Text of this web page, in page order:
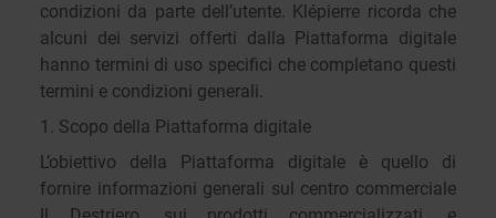
condizioni da parte dell’utente. Klépierre ricorda che
alcuni dei servizi offerti dalla Piattaforma digitale
hanno termini di uso specifici che completano questi
termini e condizioni generali.
1. Scopo della Piattaforma digitale
L’obiettivo della Piattaforma digitale è quello di
fornire informazioni generali sul centro commerciale